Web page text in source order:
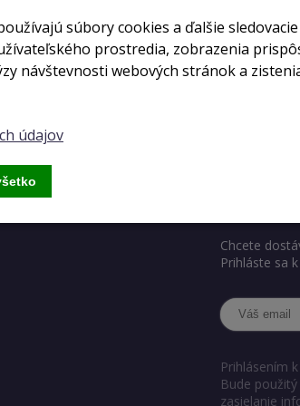
Chcete
Prihláste sa
Prihlásením
Bude
zasielanie
súbory cookies a ďalšie
prostredia, zobrazenia
návštevnosti webových stránok a
údajov